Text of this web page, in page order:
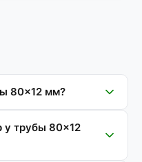
80×12 мм?
у трубы 80×12